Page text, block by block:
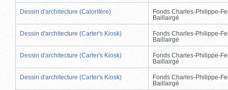
Dessin d'architecture (Calorifère)
Fonds Charles-Philippe-
Baillairgé
Dessin d'architecture (Carter's Kiosk)
Fonds Charles-Philippe-
Baillairgé
Dessin d'architecture (Carter's Kiosk)
Fonds Charles-Philippe-
Baillairgé
Dessin d'architecture (Carter's Kiosk)
Fonds Charles-Philippe-
Baillairgé